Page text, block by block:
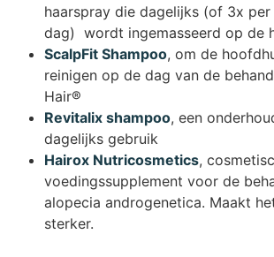
haarspray die dagelijks (of 3x
dag) wordt ingemasseerd op de
ScalpFit Shampoo, om de
reinigen op de dag van de
Hair®
Revitalix shampoo, een
dagelijks gebruik
Hairox Nutricosmetics,
voedingssupplement voor de
alopecia androgenetica. Maakt
sterker.